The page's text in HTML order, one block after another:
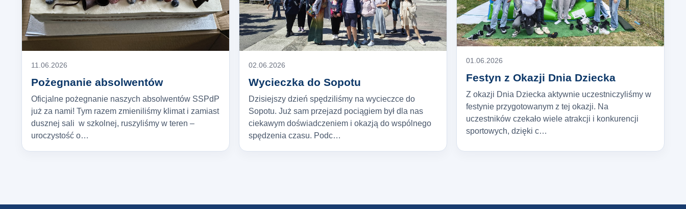
11.06.2026
Pożegnanie absolwentów
Oficjalne pożegnanie naszych absolwentów SSPdP
już za nami! Tym razem zmieniliśmy klimat i zamiast
dusznej sali w szkolnej, ruszyliśmy w teren –
uroczystość o…
02.06.2026
Wycieczka do Sopotu
Dzisiejszy dzień spędziliśmy na wycieczce do
Sopotu. Już sam przejazd pociągiem był dla nas
ciekawym doświadczeniem i okazją do wspólnego
spędzenia czasu. Podc…
01.06.2026
Festyn z Okazji Dnia Dziecka
Z okazji Dnia Dziecka aktywnie uczestniczyliśmy w
festynie przygotowanym z tej okazji. Na
uczestników czekało wiele atrakcji i konkurencji
sportowych, dzięki c…